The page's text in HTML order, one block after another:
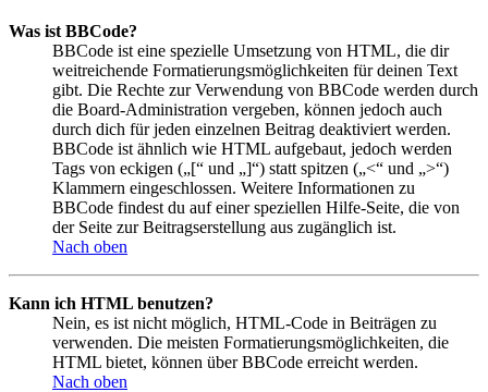
Was ist BBCode?
BBCode ist eine spezielle Umsetzung von HTML, die dir
weitreichende Formatierungsmöglichkeiten für deinen Text
gibt. Die Rechte zur Verwendung von BBCode werden durch
die Board-Administration vergeben, können jedoch auch
durch dich für jeden einzelnen Beitrag deaktiviert werden.
BBCode ist ähnlich wie HTML aufgebaut, jedoch werden
Tags von eckigen („[“ und „]“) statt spitzen („<“ und „>“)
Klammern eingeschlossen. Weitere Informationen zu
BBCode findest du auf einer speziellen Hilfe-Seite, die von
der Seite zur Beitragserstellung aus zugänglich ist.
Nach oben
Kann ich HTML benutzen?
Nein, es ist nicht möglich, HTML-Code in Beiträgen zu
verwenden. Die meisten Formatierungsmöglichkeiten, die
HTML bietet, können über BBCode erreicht werden.
Nach oben